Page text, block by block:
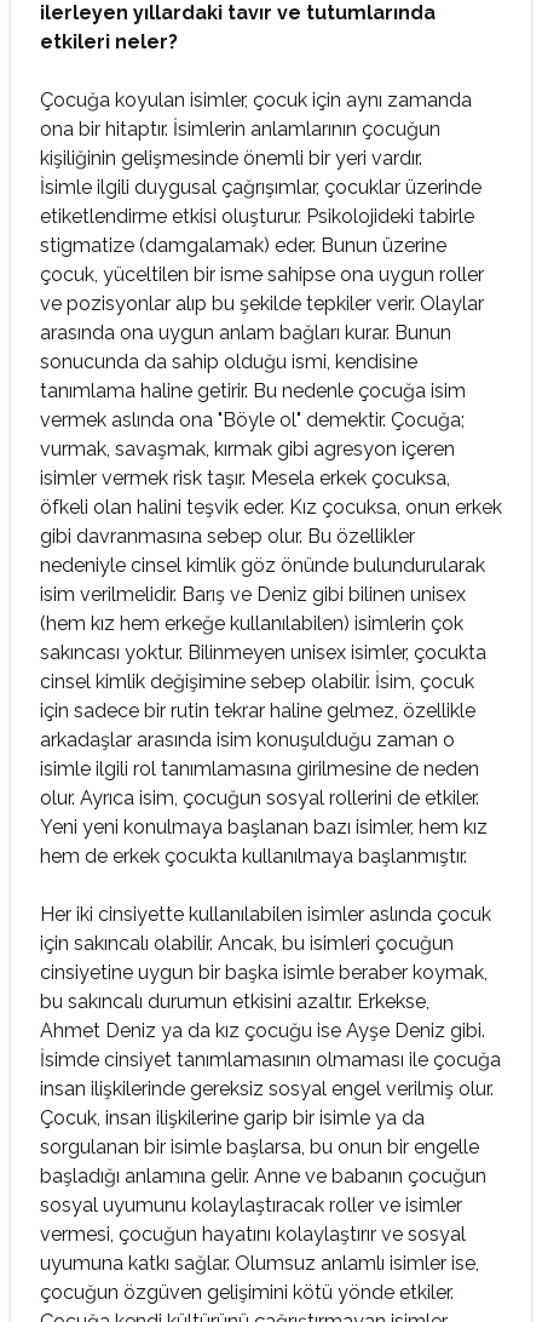
ilerleyen yıllardaki tavır ve tutumlarında
etkileri neler?
Çocuğa koyulan isimler, çocuk için aynı zamanda
ona bir hitaptır. İsimlerin anlamlarının çocuğun
kişiliğinin gelişmesinde önemli bir yeri vardır.
İsimle ilgili duygusal çağrışımlar, çocuklar üzerinde
etiketlendirme etkisi oluşturur. Psikolojideki tabirle
stigmatize (damgalamak) eder. Bunun üzerine
çocuk, yüceltilen bir isme sahipse ona uygun roller
ve pozisyonlar alıp bu şekilde tepkiler verir. Olaylar
arasında ona uygun anlam bağları kurar. Bunun
sonucunda da sahip olduğu ismi, kendisine
tanımlama haline getirir. Bu nedenle çocuğa isim
vermek aslında ona "Böyle ol" demektir. Çocuğa;
vurmak, savaşmak, kırmak gibi agresyon içeren
isimler vermek risk taşır. Mesela erkek çocuksa,
öfkeli olan halini teşvik eder. Kız çocuksa, onun erkek
gibi davranmasına sebep olur. Bu özellikler
nedeniyle cinsel kimlik göz önünde bulundurularak
isim verilmelidir. Barış ve Deniz gibi bilinen unisex
(hem kız hem erkeğe kullanılabilen) isimlerin çok
sakıncası yoktur. Bilinmeyen unisex isimler, çocukta
cinsel kimlik değişimine sebep olabilir. İsim, çocuk
için sadece bir rutin tekrar haline gelmez, özellikle
arkadaşlar arasında isim konuşulduğu zaman o
isimle ilgili rol tanımlamasına girilmesine de neden
olur. Ayrıca isim, çocuğun sosyal rollerini de etkiler.
Yeni yeni konulmaya başlanan bazı isimler, hem kız
hem de erkek çocukta kullanılmaya başlanmıştır.
Her iki cinsiyette kullanılabilen isimler aslında çocuk
için sakıncalı olabilir. Ancak, bu isimleri çocuğun
cinsiyetine uygun bir başka isimle beraber koymak,
bu sakıncalı durumun etkisini azaltır. Erkekse,
Ahmet Deniz ya da kız çocuğu ise Ayşe Deniz gibi.
İsimde cinsiyet tanımlamasının olmaması ile çocuğa
insan ilişkilerinde gereksiz sosyal engel verilmiş olur.
Çocuk, insan ilişkilerine garip bir isimle ya da
sorgulanan bir isimle başlarsa, bu onun bir engelle
başladığı anlamına gelir. Anne ve babanın çocuğun
sosyal uyumunu kolaylaştıracak roller ve isimler
vermesi, çocuğun hayatını kolaylaştırır ve sosyal
uyumuna katkı sağlar. Olumsuz anlamlı isimler ise,
çocuğun özgüven gelişimini kötü yönde etkiler.